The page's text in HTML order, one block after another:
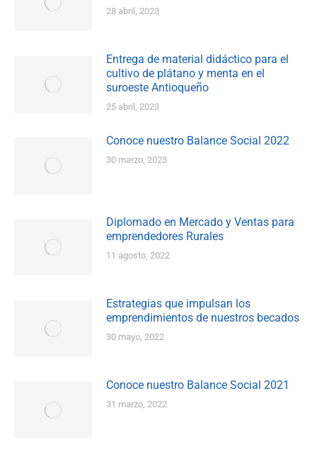
28 abril, 2023
Entrega de material didáctico para el
cultivo de plátano y menta en el
suroeste Antioqueño
25 abril, 2023
Conoce nuestro Balance Social 2022
30 marzo, 2023
Diplomado en Mercado y Ventas para
emprendedores Rurales
11 agosto, 2022
Estrategias que impulsan los
emprendimientos de nuestros becados
30 mayo, 2022
Conoce nuestro Balance Social 2021
31 marzo, 2022